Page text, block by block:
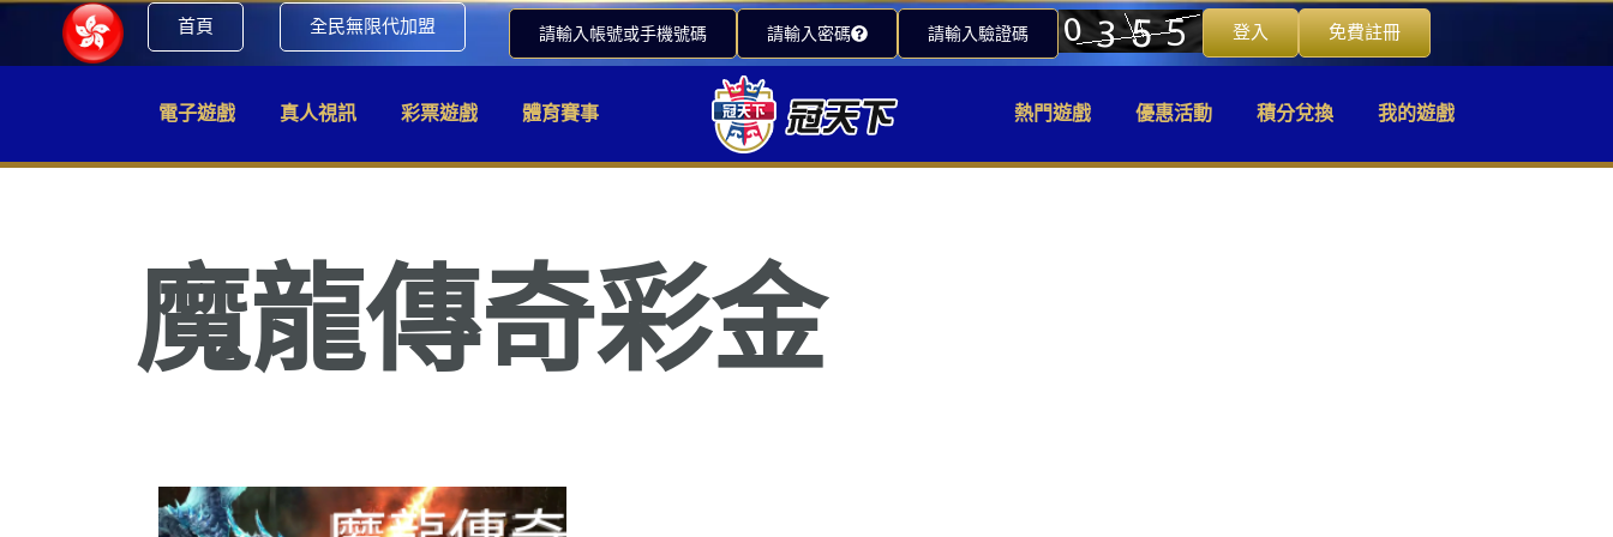
首頁 全民無限代加盟 請輸入帳號或手機號碼 請輸入密碼 請輸入驗證碼 登入 免費註冊
電子遊戲 真人視訊 彩票遊戲 體育賽事 熱門遊戲 優惠活動 積分兌換 我的遊戲
魔龍傳奇彩金